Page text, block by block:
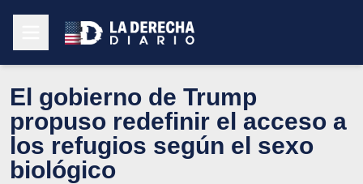
El gobierno de Trump
propuso redefinir el acceso a
los refugios según el sexo
biológico